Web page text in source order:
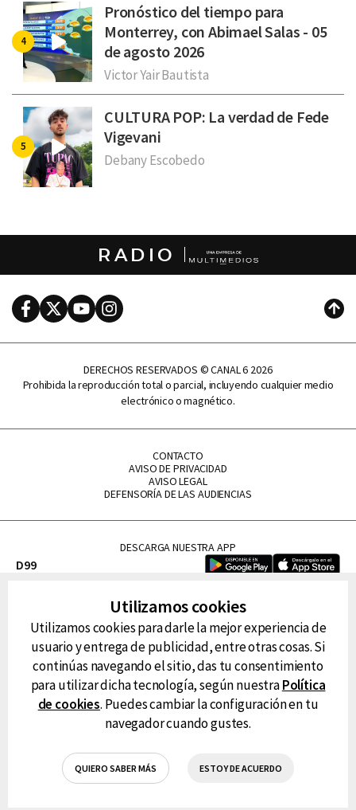
Pronóstico del tiempo para
Monterrey, con Abimael Salas - 05
de agosto 2026
Victor Yair Bautista
CULTURA POP: La verdad de Fede
Vigevani
Debany Escobedo
RADIO
FacebookTwitterYoutubeInstagram
DERECHOS RESERVADOS © CANAL 6 2026
Prohibida la reproducción total o parcial, incluyendo cualquier medio
electrónico o magnético.
CONTACTO
AVISO DE PRIVACIDAD
AVISO LEGAL
DEFENSORÍA DE LAS AUDIENCIAS
DESCARGA NUESTRA APP
D99
FM Tu
RG Deportiva
Classic FM
Utilizamos cookies
Utilizamos cookies para darle la mejor experiencia de
usuario y entrega de publicidad, entre otras cosas. Si
continúas navegando el sitio, das tu consentimiento
para utilizar dicha tecnología, según nuestraPolítica
de cookies. Puedes cambiar la configuración en tu
navegador cuando gustes.
QUIERO SABER MÁS ESTOY DE ACUERDO